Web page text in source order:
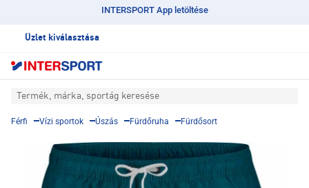
INTERSPORT App letöltése
Üzlet kiválasztása
Termék, márka, sportág keresése
Férfi Vízi sportok Úszás Fürdőruha Fürdősort